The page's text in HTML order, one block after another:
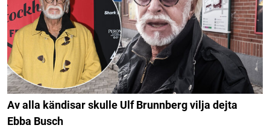
Av alla kändisar skulle Ulf Brunnberg vilja dejta
Ebba Busch